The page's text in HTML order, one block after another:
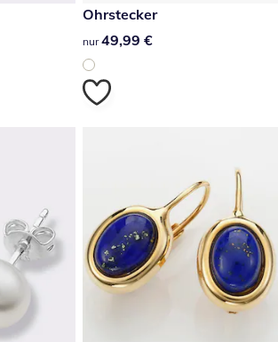
49,99 €
Ohrstecker
49,99 €
nur 49,99 €